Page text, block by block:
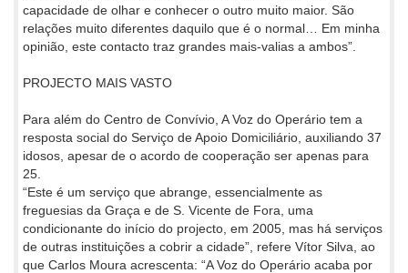
capacidade de olhar e conhecer o outro muito maior. São
relações muito diferentes daquilo que é o normal… Em minha
opinião, este contacto traz grandes mais-valias a ambos”.
PROJECTO MAIS VASTO
Para além do Centro de Convívio, A Voz do Operário tem a
resposta social do Serviço de Apoio Domiciliário, auxiliando 37
idosos, apesar de o acordo de cooperação ser apenas para
25.
“Este é um serviço que abrange, essencialmente as
freguesias da Graça e de S. Vicente de Fora, uma
condicionante do início do projecto, em 2005, mas há serviços
de outras instituições a cobrir a cidade”, refere Vítor Silva, ao
que Carlos Moura acrescenta: “A Voz do Operário acaba por